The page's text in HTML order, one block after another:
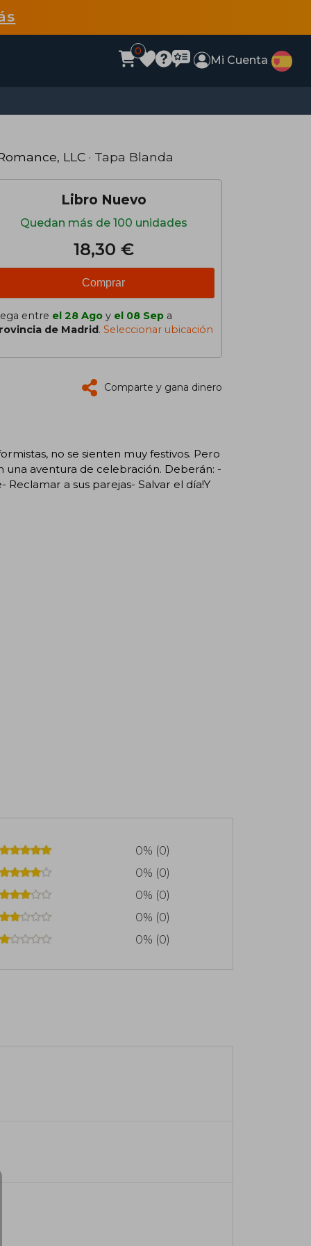
0
Mi Cuenta
LLC · Tapa Blanda
Libro Nuevo
Quedan más de 100 unidades
18,30 €
Comprar
entre el 28 Ago y el 08 Sep a
de Madrid. Seleccionar ubicación
Comparte y gana dinero
no se sienten muy festivos. Pero
una aventura de celebración. Deberán: -
a sus parejas- Salvar el día!Y
0% (0)
0% (0)
0% (0)
0% (0)
0% (0)